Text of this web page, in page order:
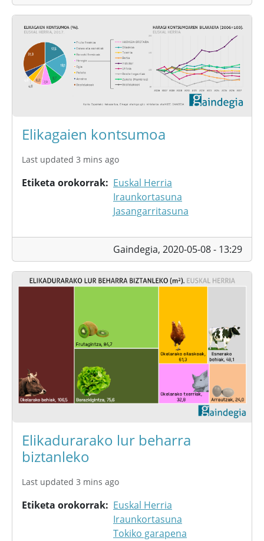
Elikagaien kontsumoa
Last updated 3 mins ago
Etiketa orokorrak
Euskal Herria
Iraunkortasuna
Jasangarritasuna
Gaindegia, 2020-05-08 - 13:29
Elikadurarako lur beharra
biztanleko
Last updated 3 mins ago
Etiketa orokorrak
Euskal Herria
Iraunkortasuna
Tokiko garapena